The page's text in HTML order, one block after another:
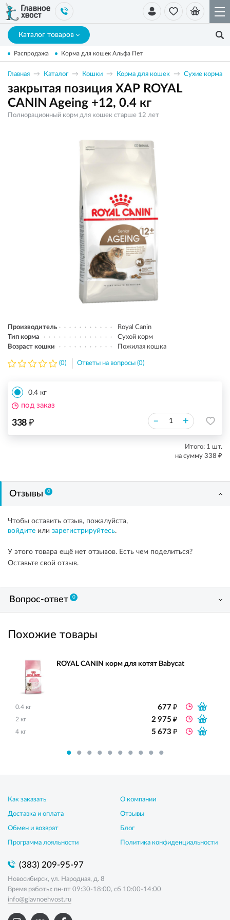
Каталог товаров
Распродажа Корма для кошек Альфа Пет
Главная Каталог Кошки Корма для кошек Сухие корма
закрытая позиция ХАР ROYAL
CANIN Ageing +12, 0.4 кг
Полнорационный корм для кошек старше 12 лет
Производитель
Royal Canin
Тип корма
Сухой корм
Возраст кошки
Пожилая кошка
(0) Ответы на вопросы (0)
0.4 кг
338 ₽ – +
под заказ
Итого: 1 шт.
на сумму 338 ₽
Отзывы 0
Чтобы оставить отзыв, пожалуйста,
войдите или зарегистрируйтесь.
У этого товара ещё нет отзывов. Есть чем поделиться?
Оставьте свой отзыв.
Вопрос-ответ 0
Похожие товары
ROYAL CANIN корм для котят Babycat
0.4 кг 677₽
2 кг 2 975₽
4 кг 5 673₽
Как заказать
Доставка и оплата
Обмен и возврат
Программа лояльности
О компании
Отзывы
Блог
Политика конфиденциальности
(383) 209-95-97
Новосибирск, ул. Народная, д. 8
Время работы: пн-пт 09:30-18:00, сб 10:00-14:00
info@glavnoehvost.ru